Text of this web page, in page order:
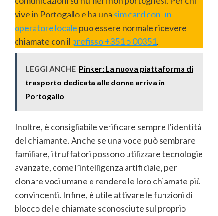
vive in Portogallo e ha una sim card con un
operatore locale può essere normale ricevere
chiamate con il prefisso +351 o 00351.
LEGGI ANCHE Pinker: La nuova piattaforma di
trasporto dedicata alle donne arriva in
Portogallo
Inoltre, è consigliabile verificare sempre l’identità
del chiamante. Anche se una voce può sembrare
familiare, i truffatori possono utilizzare tecnologie
avanzate, come l’intelligenza artificiale, per
clonare voci umane e rendere le loro chiamate più
convincenti. Infine, è utile attivare le funzioni di
blocco delle chiamate sconosciute sul proprio